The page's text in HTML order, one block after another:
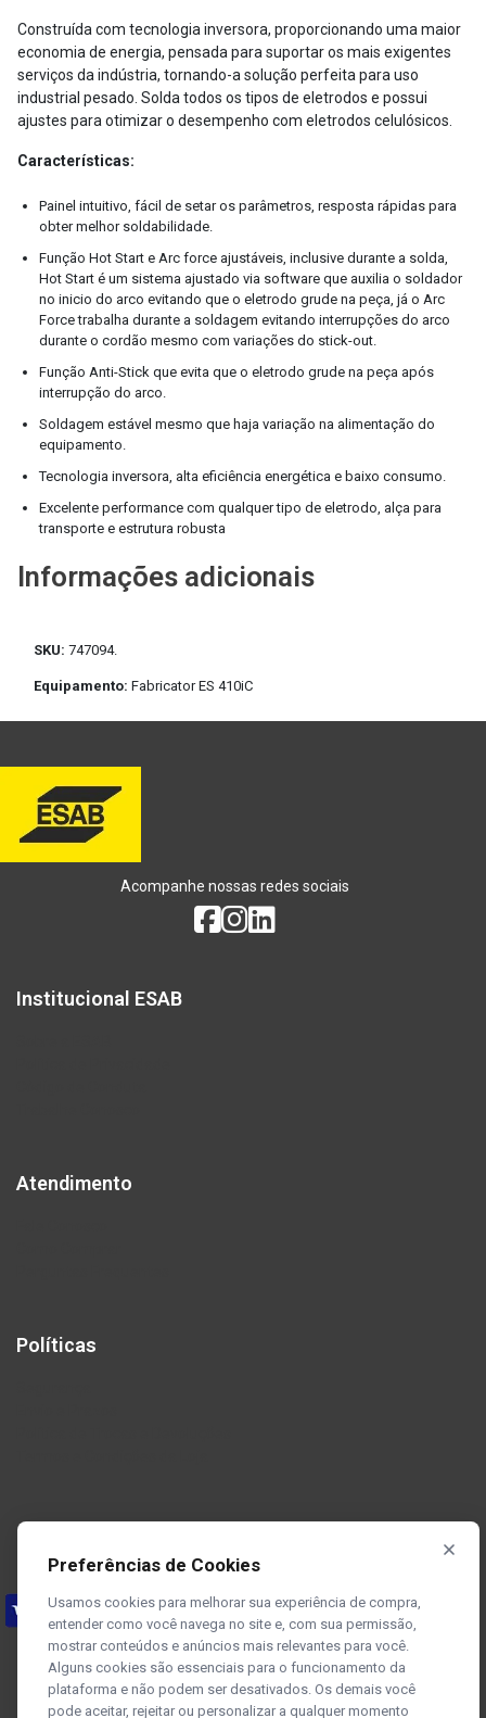
Construída com tecnologia inversora, proporcionando uma maior
economia de energia, pensada para suportar os mais exigentes
serviços da indústria, tornando-a solução perfeita para uso
industrial pesado. Solda todos os tipos de eletrodos e possui
ajustes para otimizar o desempenho com eletrodos celulósicos.
Características:
Painel intuitivo, fácil de setar os parâmetros, resposta rápidas para
obter melhor soldabilidade.
Função Hot Start e Arc force ajustáveis, inclusive durante a solda,
Hot Start é um sistema ajustado via software que auxilia o soldador
no inicio do arco evitando que o eletrodo grude na peça, já o Arc
Force trabalha durante a soldagem evitando interrupções do arco
durante o cordão mesmo com variações do stick-out.
Função Anti-Stick que evita que o eletrodo grude na peça após
interrupção do arco.
Soldagem estável mesmo que haja variação na alimentação do
equipamento.
Tecnologia inversora, alta eficiência energética e baixo consumo.
Excelente performance com qualquer tipo de eletrodo, alça para
transporte e estrutura robusta
Informações adicionais
SKU: 747094.
Equipamento: Fabricator ES 410iC
Acompanhe nossas redes sociais
Institucional ESAB
Atendimento
Políticas
Preferências de Cookies
Usamos cookies para melhorar sua experiência de compra,
entender como você navega no site e, com sua permissão,
mostrar conteúdos e anúncios mais relevantes para você.
Alguns cookies são essenciais para o funcionamento da
plataforma e não podem ser desativados. Os demais você
pode aceitar, rejeitar ou personalizar a qualquer momento